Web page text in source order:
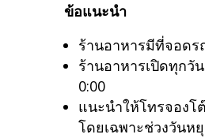
ข้อแนะนำ
ร้านอาหารมีที่จอดร
ร้านอาหารเปิดทุกวัน
0:00
แนะนำให้โทรจองโ
โดยเฉพาะช่วงวันห